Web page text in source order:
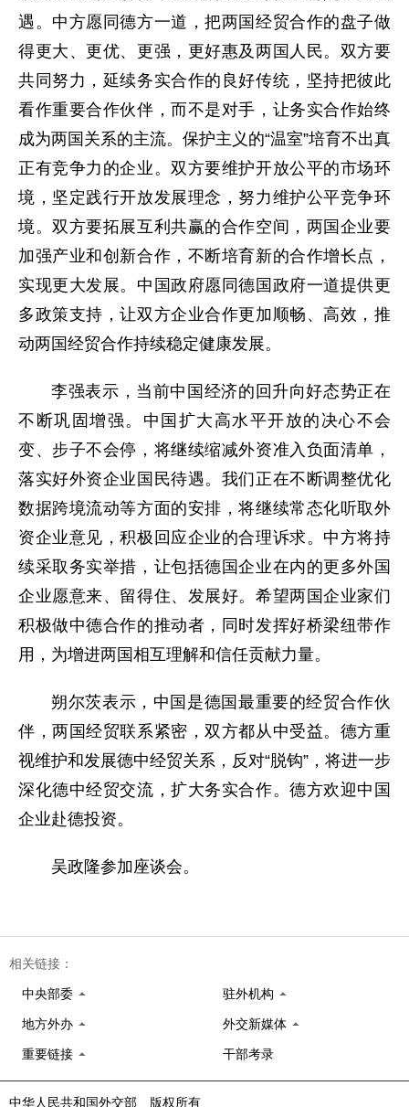
遇。中方愿同德方一道，把两国经贸合作的盘子做
得更大、更优、更强，更好惠及两国人民。双方要
共同努力，延续务实合作的良好传统，坚持把彼此
看作重要合作伙伴，而不是对手，让务实合作始终
成为两国关系的主流。保护主义的“温室”培育不出真
正有竞争力的企业。双方要维护开放公平的市场环
境，坚定践行开放发展理念，努力维护公平竞争环
境。双方要拓展互利共赢的合作空间，两国企业要
加强产业和创新合作，不断培育新的合作增长点，
实现更大发展。中国政府愿同德国政府一道提供更
多政策支持，让双方企业合作更加顺畅、高效，推
动两国经贸合作持续稳定健康发展。
李强表示，当前中国经济的回升向好态势正在
不断巩固增强。中国扩大高水平开放的决心不会
变、步子不会停，将继续缩减外资准入负面清单，
落实好外资企业国民待遇。我们正在不断调整优化
数据跨境流动等方面的安排，将继续常态化听取外
资企业意见，积极回应企业的合理诉求。中方将持
续采取务实举措，让包括德国企业在内的更多外国
企业愿意来、留得住、发展好。希望两国企业家们
积极做中德合作的推动者，同时发挥好桥梁纽带作
用，为增进两国相互理解和信任贡献力量。
朔尔茨表示，中国是德国最重要的经贸合作伙
伴，两国经贸联系紧密，双方都从中受益。德方重
视维护和发展德中经贸关系，反对“脱钩”，将进一步
深化德中经贸交流，扩大务实合作。德方欢迎中国
企业赴德投资。
吴政隆参加座谈会。
相关链接：
中央部委 驻外机构
地方外办 外交新媒体
重要链接 干部考录
中华人民共和国外交部 版权所有